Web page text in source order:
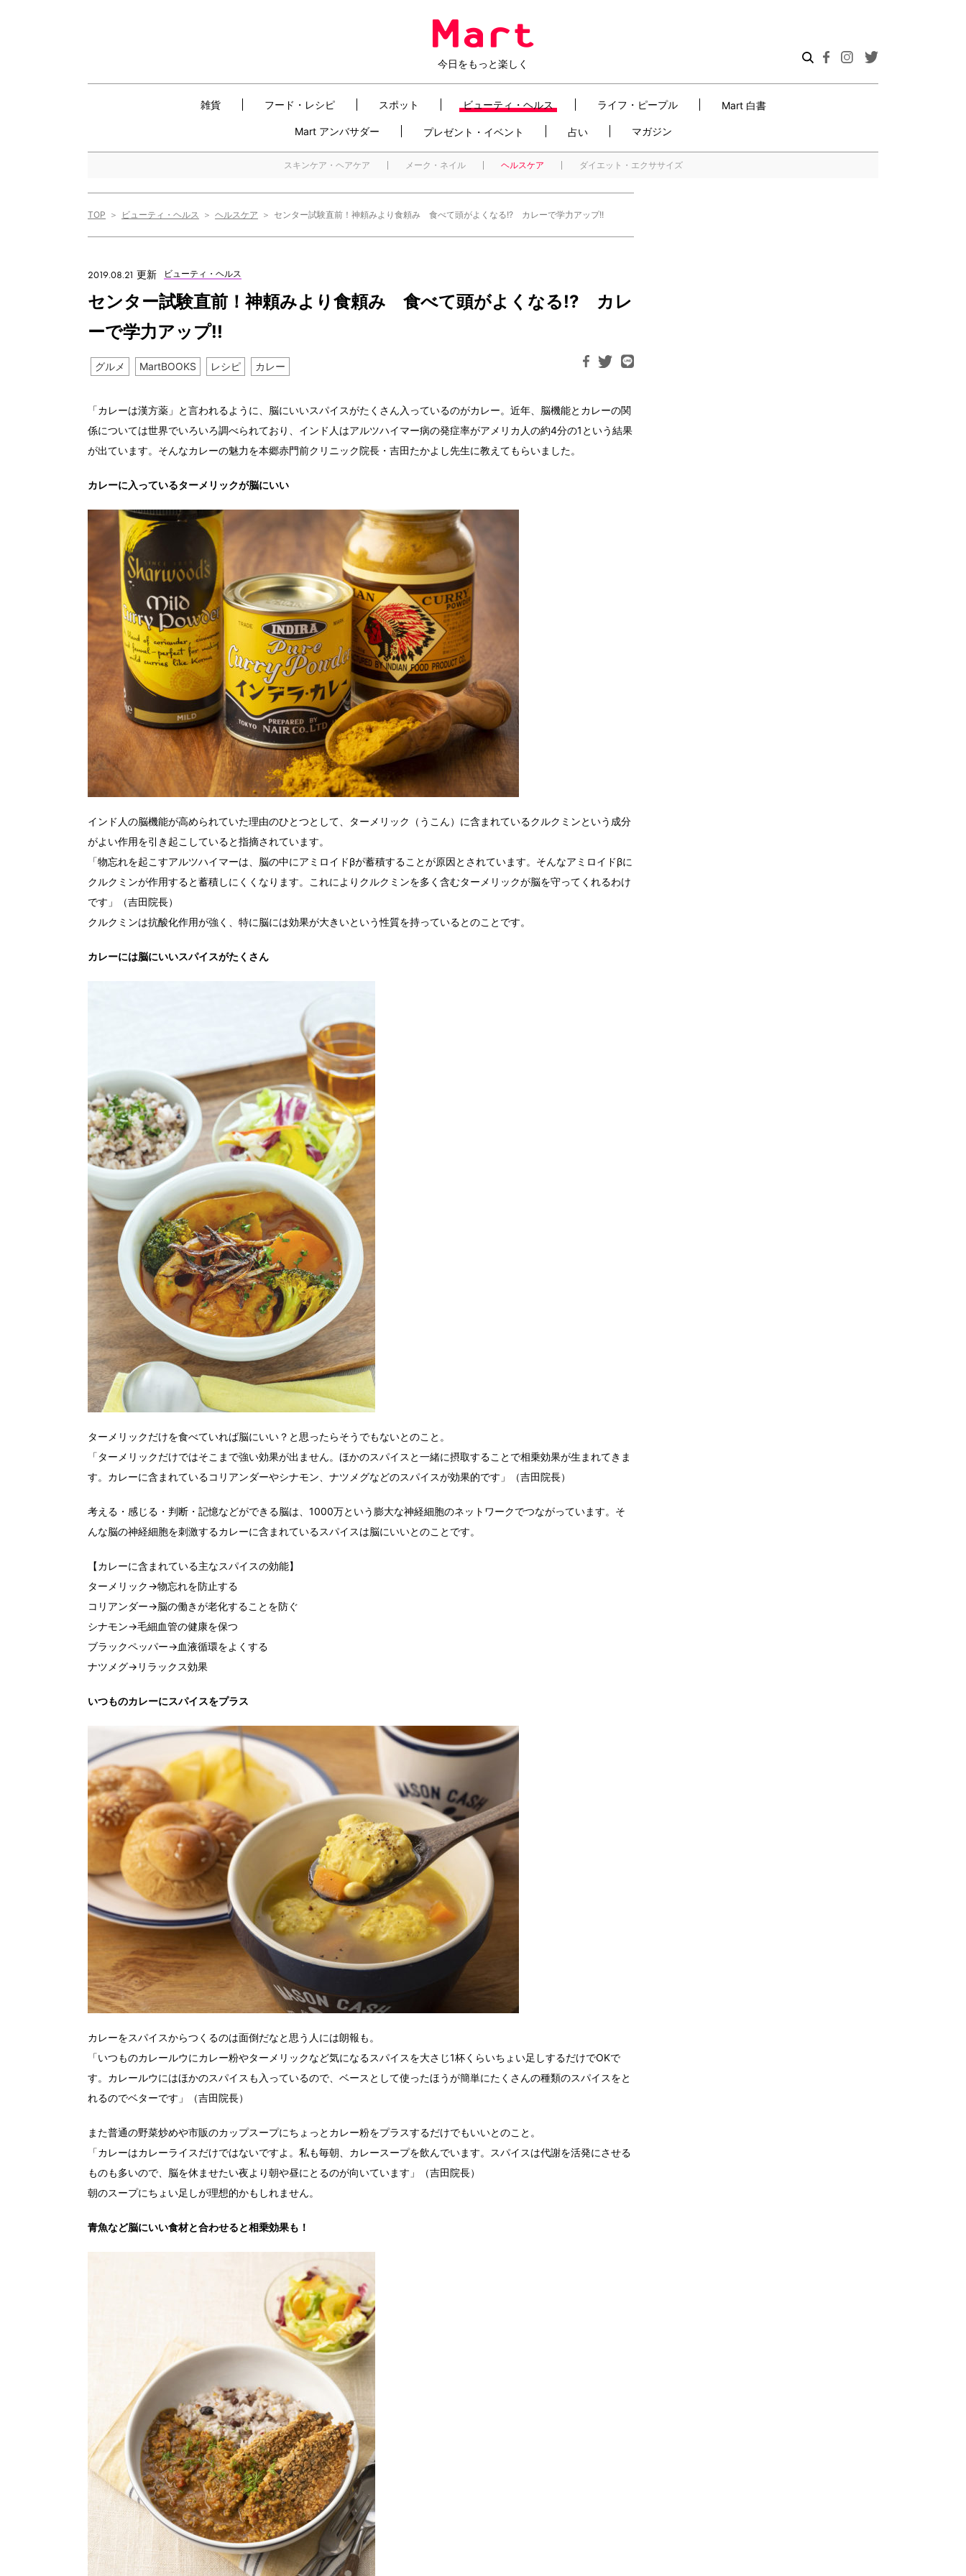
今日をもっと楽しく
雑貨 フード・レシピ スポット ビューティ・ヘルス ライフ・ピープル Mart 白書
Mart アンバサダー プレゼント・イベント 占い マガジン
スキンケア・ヘアケア メーク・ネイル ヘルスケア ダイエット・エクササイズ
TOP ビューティ・ヘルス ヘルスケア センター試験直前！神頼みより食頼み 食べて頭がよくなる!? カレーで学力アップ!!
2019.08.21 更新 ビューティ・ヘルス
センター試験直前！神頼みより食頼み 食べて頭がよくなる!? カレ
ーで学力アップ!!
グルメ MartBOOKS レシピ カレー
「カレーは漢方薬」と言われるように、脳にいいスパイスがたくさん入っているのがカレー。近年、脳機能とカレーの関
係については世界でいろいろ調べられており、インド人はアルツハイマー病の発症率がアメリカ人の約4分の1という結果
が出ています。そんなカレーの魅力を本郷赤門前クリニック院長・吉田たかよし先生に教えてもらいました。
カレーに入っているターメリックが脳にいい
インド人の脳機能が高められていた理由のひとつとして、ターメリック（うこん）に含まれているクルクミンという成分
がよい作用を引き起こしていると指摘されています。
「物忘れを起こすアルツハイマーは、脳の中にアミロイドβが蓄積することが原因とされています。そんなアミロイドβに
クルクミンが作用すると蓄積しにくくなります。これによりクルクミンを多く含むターメリックが脳を守ってくれるわけ
です」（吉田院長）
クルクミンは抗酸化作用が強く、特に脳には効果が大きいという性質を持っているとのことです。
カレーには脳にいいスパイスがたくさん
ターメリックだけを食べていれば脳にいい？と思ったらそうでもないとのこと。
「ターメリックだけではそこまで強い効果が出ません。ほかのスパイスと一緒に摂取することで相乗効果が生まれてきま
す。カレーに含まれているコリアンダーやシナモン、ナツメグなどのスパイスが効果的です」（吉田院長）
考える・感じる・判断・記憶などができる脳は、1000万という膨大な神経細胞のネットワークでつながっています。そ
んな脳の神経細胞を刺激するカレーに含まれているスパイスは脳にいいとのことです。
【カレーに含まれている主なスパイスの効能】
ターメリック→物忘れを防止する
コリアンダー→脳の働きが老化することを防ぐ
シナモン→毛細血管の健康を保つ
ブラックペッパー→血液循環をよくする
ナツメグ→リラックス効果
いつものカレーにスパイスをプラス
カレーをスパイスからつくるのは面倒だなと思う人には朗報も。
「いつものカレールウにカレー粉やターメリックなど気になるスパイスを大さじ1杯くらいちょい足しするだけでOKで
す。カレールウにはほかのスパイスも入っているので、ベースとして使ったほうが簡単にたくさんの種類のスパイスをと
れるのでベターです」（吉田院長）
また普通の野菜炒めや市販のカップスープにちょっとカレー粉をプラスするだけでもいいとのこと。
「カレーはカレーライスだけではないですよ。私も毎朝、カレースープを飲んでいます。スパイスは代謝を活発にさせる
ものも多いので、脳を休ませたい夜より朝や昼にとるのが向いています」（吉田院長）
朝のスープにちょい足しが理想的かもしれません。
青魚など脳にいい食材と合わせると相乗効果も！